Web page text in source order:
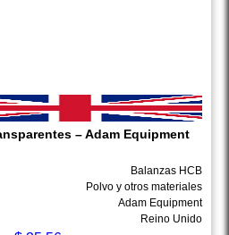
– Adam Equipment
Balanzas HCB
Polvo y otros materiales
Adam Equipment
Reino Unido